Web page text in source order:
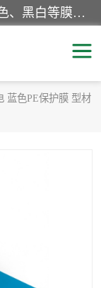
该类保护膜有复合，透明、奶白、蓝色、黑白等膜型。特高粘，高粘，中高粘，中粘，中低粘，低粘等。对于不同的粘力要求有相应的产品相适配。无胶渍残留污染。在较宽的收卷幅度下平整无皱纹，收卷长度大，利于机械化及自动化施工粘贴。为您的产品提供的表面保护解决方案。 产品广泛适用于：铝材、不锈钢、金属、塑料、电子、家电、家具、玻璃、化工材料、装饰材料等。
蓝色PE保护膜 型材